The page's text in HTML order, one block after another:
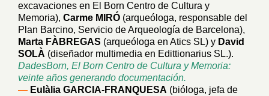
excavaciones en El Born Centro de Cultura y
Memoria), Carme MIRÓ (arqueóloga, responsable del
Plan Barcino, Servicio de Arqueología de Barcelona),
Marta FÀBREGAS (arqueóloga en Atics SL) y David
SOLÀ (diseñador multimedia en Edittionarius SL.).
DadesBorn, El Born Centro de Cultura y Memoria:
veinte años generando documentación.
— Eulàlia GARCIA-FRANQUESA (bióloga, jefa de